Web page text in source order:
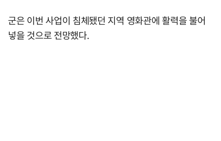
군은 이번 사업이 침체됐던 지역 영화관에 활력을 불어
넣을 것으로 전망했다.